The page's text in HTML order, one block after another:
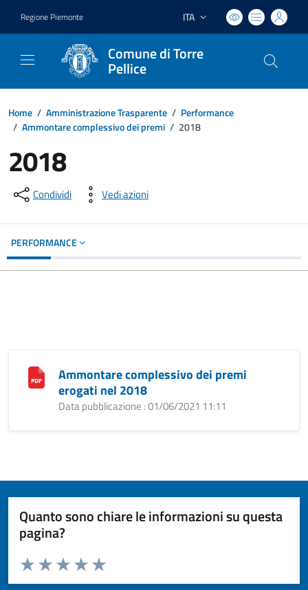
Regione Piemonte Lingua attiva:
ITA
Comune di Torre
Pellice
Home / Amministrazione Trasparente / Performance
/ Ammontare complessivo dei premi / 2018
2018
Condividi Vedi azioni
PERFORMANCE
Ammontare complessivo dei premi
erogati nel 2018
Data pubblicazione : 01/06/2021 11:11
Quanto sono chiare le informazioni su questa
pagina?
Valuta da 1 a 5 stelle la pagina
Valuta 5 stelle su 5
Valuta 4 stelle su 5
Valuta 3 stelle su 5
Valuta 2 stelle su 5
Valuta 1 stelle su 5